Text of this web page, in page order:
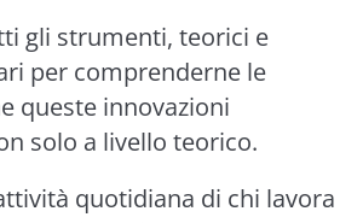
gli strumenti, teorici e
per comprenderne le
queste innovazioni
solo a livello teorico.
quotidiana di chi lavora